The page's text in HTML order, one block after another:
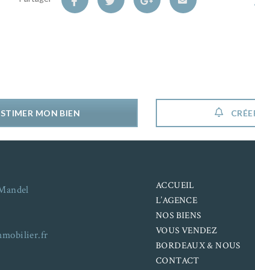
MON BIEN
ACCUEIL
L’AGENCE
NOS BIENS
VOUS VENDEZ
BORDEAUX & NOUS
CONTACT